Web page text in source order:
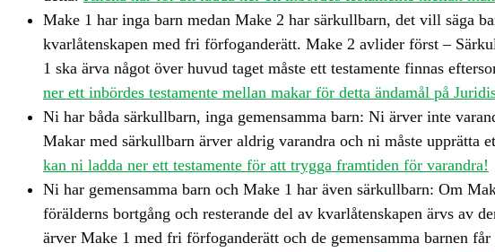
Make 1 har inga barn medan Make 2 har särkullbarn, det vill säga
kvarlåtenskapen med fri förfoganderätt. Make 2 avlider först –
1 ska ärva något över huvud taget måste ett testamente finnas
ner ett inbördes testamente mellan makar för detta ändamål på
Ni har båda särkullbarn, inga gemensamma barn: Ni ärver inte
Makar med särkullbarn ärver aldrig varandra och ni måste upprätta
kan ni ladda ner ett testamente för att trygga framtiden för varandra!
Ni har gemensamma barn och Make 1 har även särkullbarn: Om
förälderns bortgång och resterande del av kvarlåtenskapen ärvs av
ärver Make 1 med fri förfoganderätt och de gemensamma barnen